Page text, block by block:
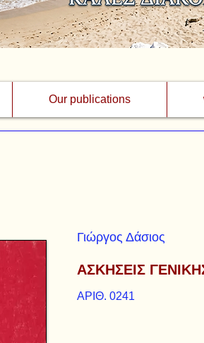
Our publications
Γιώργος Δάσιος
ΑΣΚΗΣΕΙΣ
ΑΡΙΘ. 0241